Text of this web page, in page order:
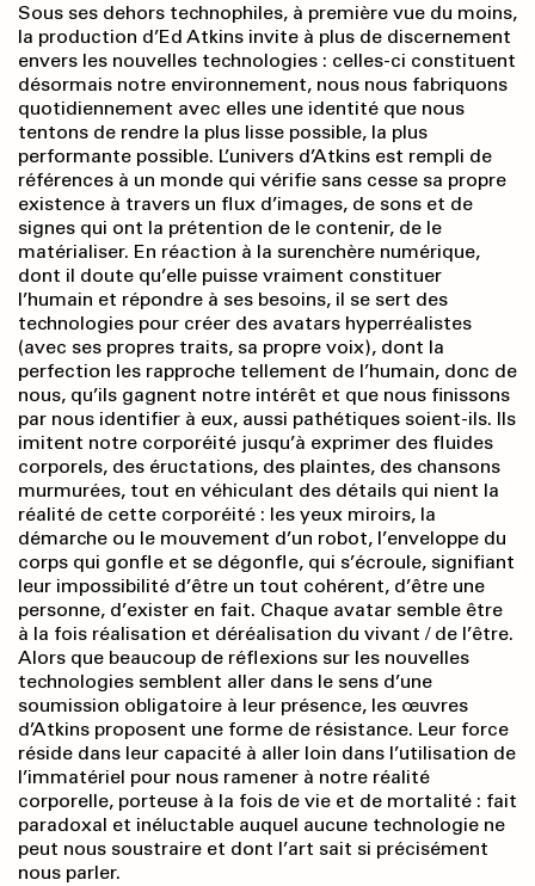
Sous ses dehors technophiles, à première vue du moins,
la production d’Ed Atkins invite à plus de discernement
envers les nouvelles technologies : celles-ci constituent
désormais notre environnement, nous nous fabriquons
quotidiennement avec elles une identité que nous
tentons de rendre la plus lisse possible, la plus
performante possible. L’univers d’Atkins est rempli de
références à un monde qui vérifie sans cesse sa propre
existence à travers un flux d’images, de sons et de
signes qui ont la prétention de le contenir, de le
matérialiser. En réaction à la surenchère numérique,
dont il doute qu’elle puisse vraiment constituer
l’humain et répondre à ses besoins, il se sert des
technologies pour créer des avatars hyperréalistes
(avec ses propres traits, sa propre voix), dont la
perfection les rapproche tellement de l’humain, donc de
nous, qu’ils gagnent notre intérêt et que nous finissons
par nous identifier à eux, aussi pathétiques soient-ils. Ils
imitent notre corporéité jusqu’à exprimer des fluides
corporels, des éructations, des plaintes, des chansons
murmurées, tout en véhiculant des détails qui nient la
réalité de cette corporéité : les yeux miroirs, la
démarche ou le mouvement d’un robot, l’enveloppe du
corps qui gonfle et se dégonfle, qui s’écroule, signifiant
leur impossibilité d’être un tout cohérent, d’être une
personne, d’exister en fait. Chaque avatar semble être
à la fois réalisation et déréalisation du vivant / de l’être.
Alors que beaucoup de réflexions sur les nouvelles
technologies semblent aller dans le sens d’une
soumission obligatoire à leur présence, les œuvres
d’Atkins proposent une forme de résistance. Leur force
réside dans leur capacité à aller loin dans l’utilisation de
l’immatériel pour nous ramener à notre réalité
corporelle, porteuse à la fois de vie et de mortalité : fait
paradoxal et inéluctable auquel aucune technologie ne
peut nous soustraire et dont l’art sait si précisément
nous parler.